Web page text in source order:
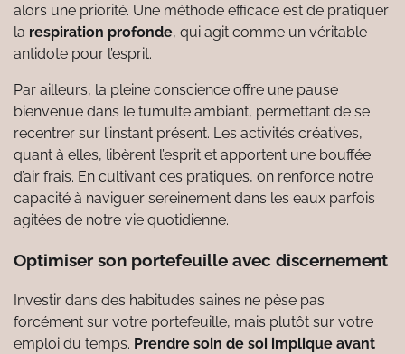
alors une priorité. Une méthode efficace est de pratiquer
la respiration profonde, qui agit comme un véritable
antidote pour l’esprit.
Par ailleurs, la pleine conscience offre une pause
bienvenue dans le tumulte ambiant, permettant de se
recentrer sur l’instant présent. Les activités créatives,
quant à elles, libèrent l’esprit et apportent une bouffée
d’air frais. En cultivant ces pratiques, on renforce notre
capacité à naviguer sereinement dans les eaux parfois
agitées de notre vie quotidienne.
Optimiser son portefeuille avec discernement
Investir dans des habitudes saines ne pèse pas
forcément sur votre portefeuille, mais plutôt sur votre
emploi du temps. Prendre soin de soi implique avant